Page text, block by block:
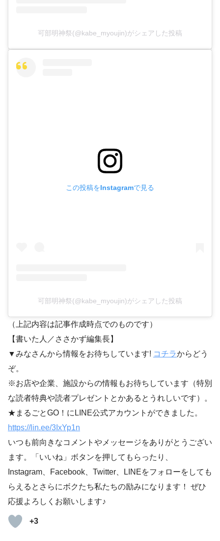
可部明神祭(@kabe_myoujin)がシェアした投稿
この投稿をInstagramで見る
可部明神祭(@kabe_myoujin)がシェアした投稿
（上記内容は記事作成時点でのものです）
【書いた人／ささかず編集長】
▼みなさんから情報をお待ちしています! コチラからどう
ぞ。
※お店や企業、施設からの情報もお待ちしています（特別
な読者特典や読者プレゼントとかあるとうれしいです）。
★まるごとGO！にLINE公式アカウントができました。
https://lin.ee/3IxYp1n
いつも前向きなコメントやメッセージをありがとうござい
ます。「いいね」ボタンを押してもらったり、
Instagram、Facebook、Twitter、LINEをフォローをしても
らえるとさらにボクたち私たちの励みになります！ ぜひ
応援よろしくお願いします♪
+3